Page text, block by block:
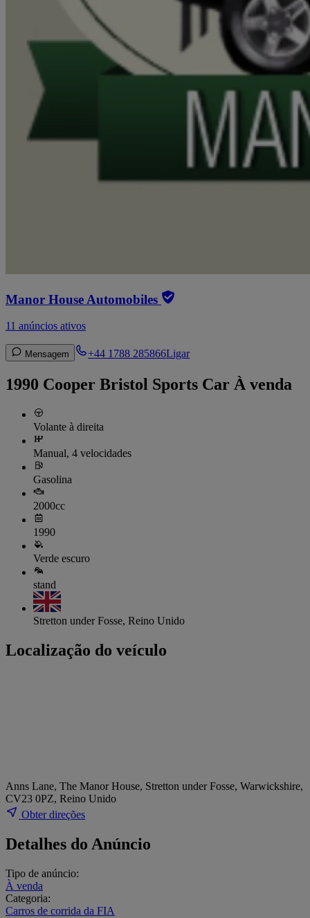
Manor House Automobiles
11 anúncios ativos
Mensagem +44 1788 285866Ligar
1990 Cooper Bristol Sports Car À venda
Volante à direita
Manual, 4 velocidades
Gasolina
2000cc
1990
Verde escuro
stand
Stretton under Fosse, Reino Unido
Localização do veículo
Anns Lane, The Manor House, Stretton under Fosse, Warwickshire,
CV23 0PZ, Reino Unido
Obter direções
Detalhes do Anúncio
Tipo de anúncio:
À venda
Categoria:
Carros de corrida da FIA